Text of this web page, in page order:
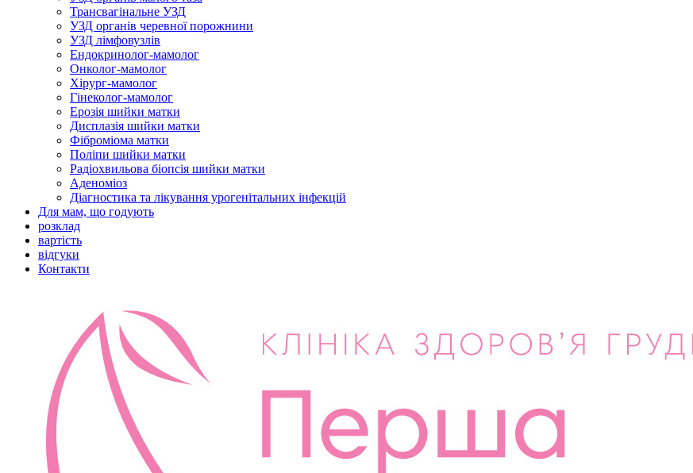
Трансвагінальне УЗД
УЗД органів черевної порожнини
УЗД лімфовузлів
Ендокринолог-мамолог
Онколог-мамолог
Хірург-мамолог
Гінеколог-мамолог
Ерозія шийки матки
Дисплазія шийки матки
Фіброміома матки
Поліпи шийки матки
Радіохвильова біопсія шийки матки
Аденоміоз
Діагностика та лікування урогенітальних інфекцій
Для мам, що годують
розклад
вартість
відгуки
Контакти